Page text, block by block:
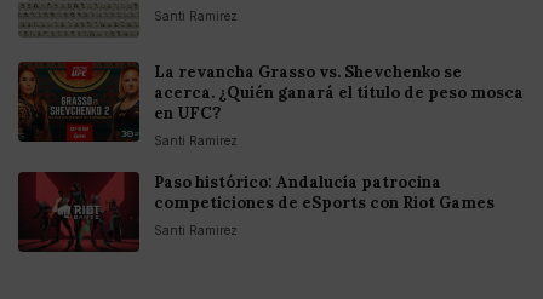
Santi Ramirez
La revancha Grasso vs. Shevchenko se
acerca. ¿Quién ganará el título de peso mosca
en UFC?
Santi Ramirez
Paso histórico: Andalucía patrocina
competiciones de eSports con Riot Games
Santi Ramirez